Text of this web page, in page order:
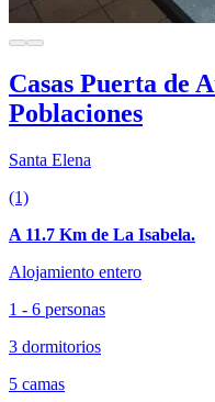
Casas Puerta de
Poblaciones
Santa Elena
(1)
A 11.7 Km de La Isabela.
Alojamiento entero
1 - 6 personas
3 dormitorios
5 camas